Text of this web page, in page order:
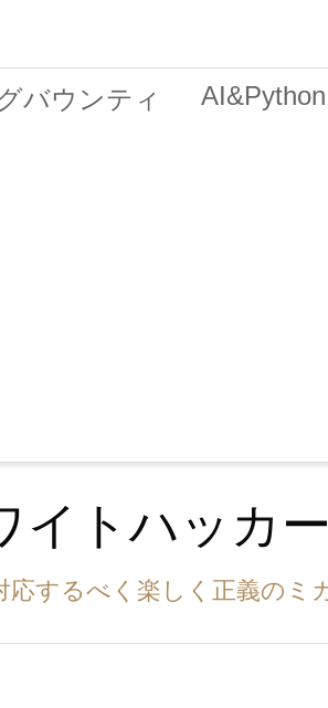
バウンティ AI&Python
イトハッカ
するべく楽しく正義のミ